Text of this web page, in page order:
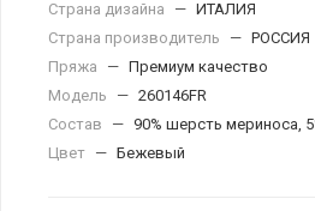
Страна дизайна — ИТАЛИЯ
Страна производитель
— РОССИЯ
Пряжа
— Премиум качество
Модель
— 260146FR
Состав
—
90% шерсть мериноса,
Цвет — Бежевый